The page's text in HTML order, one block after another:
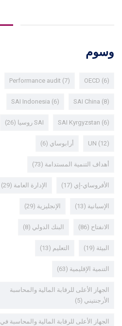
وسوم
OECD (6)
Performance audit (7)
SAI China (8)
SAI Indonesia (6)
SAI Kyrgyzstan (6) SAI روسيا (26)
UN (12) أرابوساي (6)
أهداف التنمية المستدامة (73)
الأفروساي-إي (17) الإدارة العامة (29)
الإسبانية (13) الإنجليزية (29)
الانفتاح (86) البنك الدولي (8)
البيئة (19) التعليم (13)
التنمية الإقليمية (63)
الجهاز الأعلى للرقابة المالية والمحاسبة
الأرجنتيني (5)
الجهاز الأعلى للرقابة المالية والمحاسبة في